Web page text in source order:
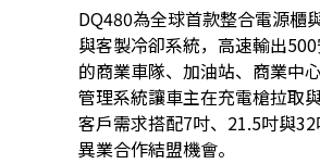
DQ480為全球首款整合電源櫃
與客製冷卻系統，高速輸出
的商業車隊、加油站、商業中
管理系統讓車主在充電槍拉取
客戶需求搭配7吋、21.5吋與
異業合作結盟機會。